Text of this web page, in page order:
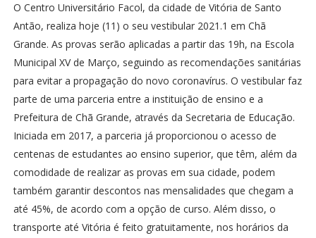
O Centro Universitário Facol, da cidade de Vitória de Santo
Antão, realiza hoje (11) o seu vestibular 2021.1 em Chã
Grande. As provas serão aplicadas a partir das 19h, na Escola
Municipal XV de Março, seguindo as recomendações sanitárias
para evitar a propagação do novo coronavírus. O vestibular faz
parte de uma parceria entre a instituição de ensino e a
Prefeitura de Chã Grande, através da Secretaria de Educação.
Iniciada em 2017, a parceria já proporcionou o acesso de
centenas de estudantes ao ensino superior, que têm, além da
comodidade de realizar as provas em sua cidade, podem
também garantir descontos nas mensalidades que chegam a
até 45%, de acordo com a opção de curso. Além disso, o
transporte até Vitória é feito gratuitamente, nos horários da